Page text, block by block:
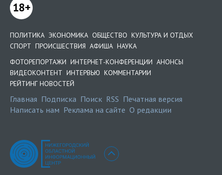
18+
ПОЛИТИКА ЭКОНОМИКА ОБЩЕСТВО КУЛЬТУРА И ОТДЫХ
СПОРТ ПРОИСШЕСТВИЯ АФИША НАУКА
ФОТОРЕПОРТАЖИ ИНТЕРНЕТ-КОНФЕРЕНЦИИ АНОНСЫ
ВИДЕОКОНТЕНТ ИНТЕРВЬЮ КОММЕНТАРИИ
РЕЙТИНГ НОВОСТЕЙ
Главная Подписка Поиск RSS Печатная версия
Написать нам Реклама на сайте О редакции